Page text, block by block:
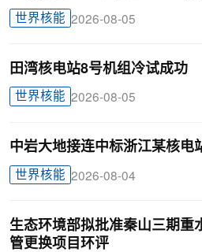
世界核能 2026-08-05
田湾核电站8号机组冷试成功
世界核能 2026-08-05
中岩大地接连中标浙江某核电
世界核能 2026-08-04
生态环境部拟批准秦山三期重
管更换项目环评